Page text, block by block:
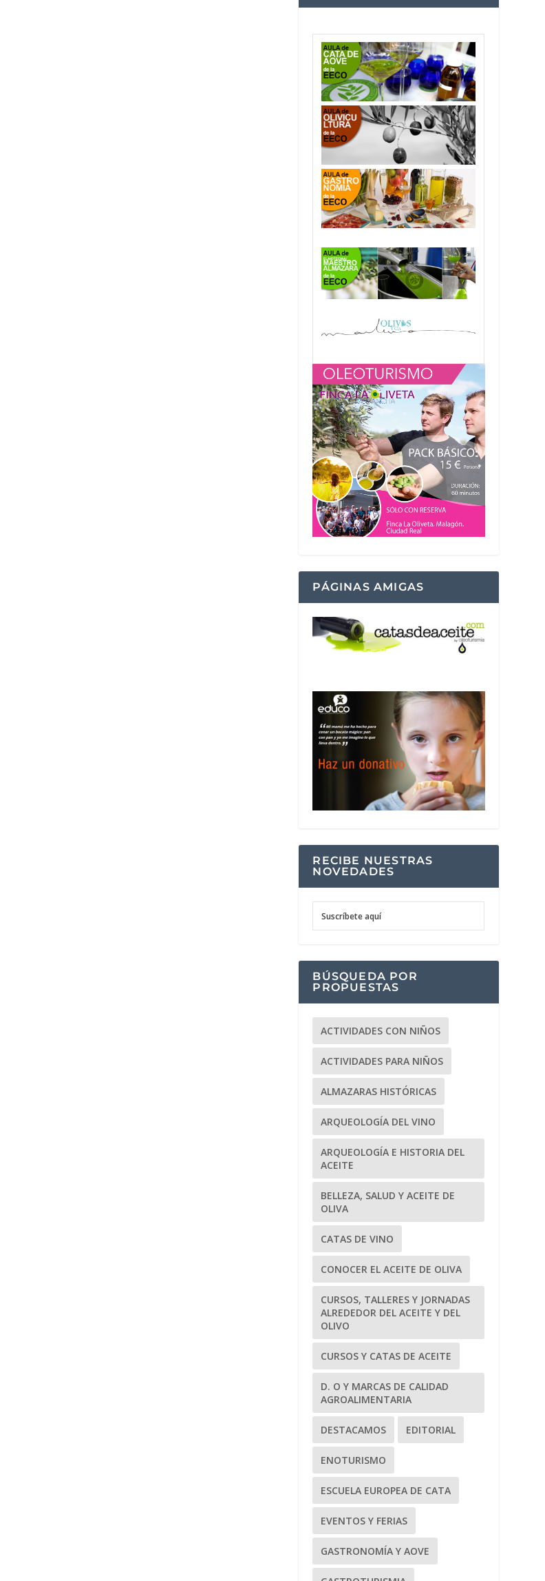
PÁGINAS AMIGAS
RECIBE NUESTRAS
NOVEDADES
Suscríbete aquí
BÚSQUEDA POR
PROPUESTAS
ACTIVIDADES CON NIÑOS
ACTIVIDADES PARA NIÑOS
ALMAZARAS HISTÓRICAS
ARQUEOLOGÍA DEL VINO
ARQUEOLOGÍA E HISTORIA DEL
ACEITE
BELLEZA, SALUD Y ACEITE DE
OLIVA
CATAS DE VINO
CONOCER EL ACEITE DE OLIVA
CURSOS, TALLERES Y JORNADAS
ALREDEDOR DEL ACEITE Y DEL
OLIVO
CURSOS Y CATAS DE ACEITE
D. O Y MARCAS DE CALIDAD
AGROALIMENTARIA
DESTACAMOS EDITORIAL
ENOTURISMO
ESCUELA EUROPEA DE CATA
EVENTOS Y FERIAS
GASTRONOMÍA Y AOVE